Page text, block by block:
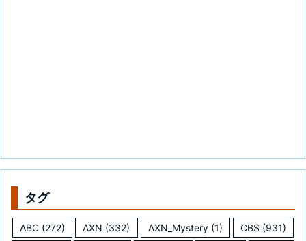
タグ
ABC (272) AXN (332) AXN_Mystery(1) CBS (931)